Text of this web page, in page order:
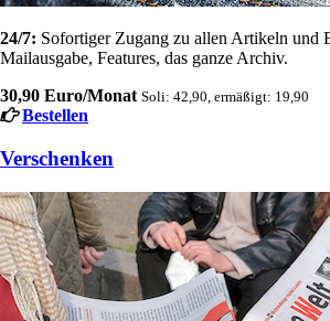
24/7: Sofortiger Zugang zu allen Artikeln und
Mailausgabe, Features, das ganze Archiv.
30,90 Euro/Monat Soli: 42,90, ermäßigt: 19,90
Bestellen
Verschenken